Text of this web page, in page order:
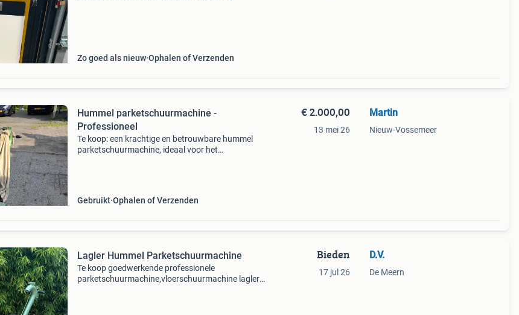
Zo goed als nieuw Ophalen of Verzenden
Hummel parketschuurmachine -
Professioneel
Te koop: een krachtige en betrouwbare hummel
parketschuurmachine, ideaal voor het
Gebruikt Ophalen of Verzenden
€ 2.000,00
13 mei 26
Martin
Nieuw-Vossemeer
Lagler Hummel Parketschuurmachine
Te koop goedwerkende professionele
parketschuurmachine,vloerschuurmachine lagler
Bieden
17 jul 26
D.V.
De Meern